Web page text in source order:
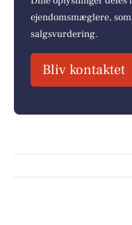
ejendomsmæglere,
salgsvurdering.
Bliv kontaktet